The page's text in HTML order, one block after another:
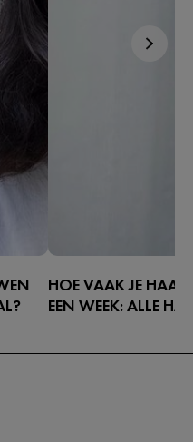
HOE VAAK JE
EEN WEEK: ALLE
De afgelopen jaren